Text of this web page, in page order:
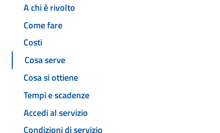
A chi è rivolto
Come fare
Costi
Cosa serve
Cosa si ottiene
Tempi e scadenze
Accedi al servizio
Condizioni di servizio